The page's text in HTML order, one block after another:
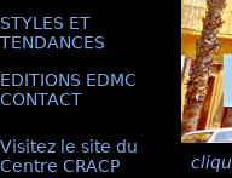
STYLES ET
TENDANCES
EDITIONS EDMC
CONTACT
Visitez le site du
Centre CRACP